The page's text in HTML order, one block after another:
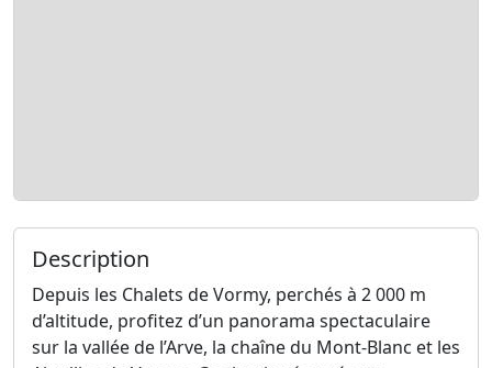
Description
Depuis les Chalets de Vormy, perchés à 2 000 m
d’altitude, profitez d’un panorama spectaculaire
sur la vallée de l’Arve, la chaîne du Mont-Blanc et les